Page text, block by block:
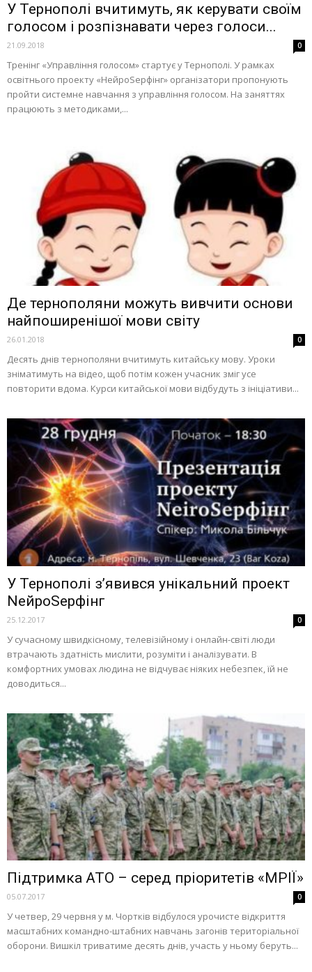
У Тернополі вчитимуть, як керувати своїм
голосом і розпізнавати через голоси...
21.09.2018 0
Тренінг «Управління голосом» стартує у Тернополі. У рамках
освітнього проекту «НейроSерфінг» організатори пропонують
пройти системне навчання з управління голосом. На заняттях
працюють з методиками,...
Де тернополяни можуть вивчити основи
найпоширенішої мови світу
26.01.2018 0
Десять днів тернополяни вчитимуть китайську мову. Уроки
зніматимуть на відео, щоб потім кожен учасник зміг усе
повторити вдома. Курси китайської мови відбудуть з ініціативи...
У Тернополі з’явився унікальний проект
NейроSерфінг
25.12.2017 0
У сучасному швидкісному, телевізійному і онлайн-світі люди
втрачають здатність мислити, розуміти і аналізувати. В
комфортних умовах людина не відчуває ніяких небезпек, їй не
доводиться...
Підтримка АТО – серед пріоритетів «МРІЇ»
05.07.2017 0
У четвер, 29 червня у м. Чортків відбулося урочисте відкриття
масштабних командно-штабних навчань загонів територіальної
оборони. Вишкіл триватиме десять днів, участь у ньому беруть...